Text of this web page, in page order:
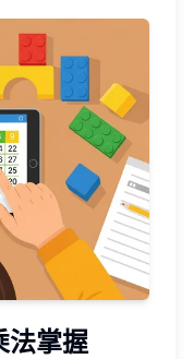
法掌握